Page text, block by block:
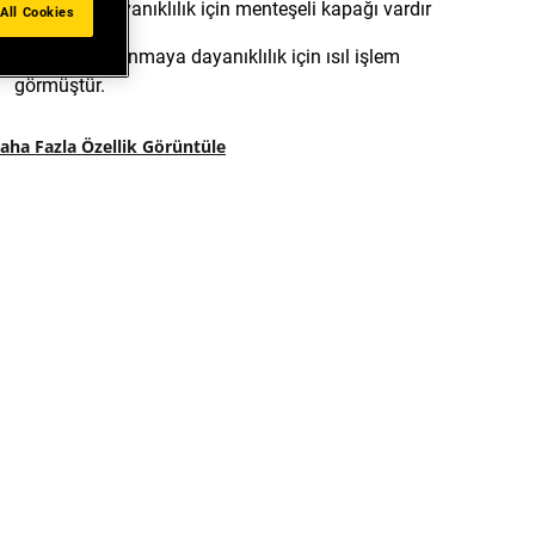
Arttırılmış dayanıklılık için menteşeli kapağı vardır
Kırılma ve aşınmaya dayanıklılık için ısıl işlem
görmüştür.
Fazla Özellik Görüntüle
Cookies